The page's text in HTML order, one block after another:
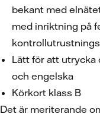
bekant med
med inriktning på
Lätt för att utrycka
och engelska
Körkort klass B
Det är meriterande